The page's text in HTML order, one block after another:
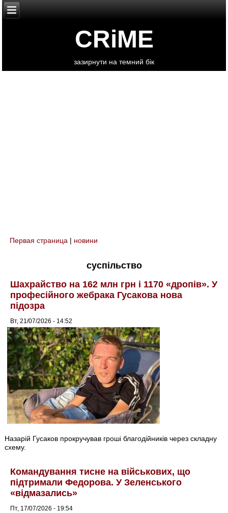
CRiME
зазирнути на темний бік
You are here
Первая страница | новини
суспільство
Шахрайство на 162 млн грн і 1170 «дропів». У
професійного жебрака Гусакова нова
підозра
Вт, 21/07/2026 - 14:52
Назарій Гусаков прокручував гроші благодійників через складну
схему.
Командування тисне на військових, що
підтримали Федорова. У Зеленського
«відмазались»
Пт, 17/07/2026 - 19:54